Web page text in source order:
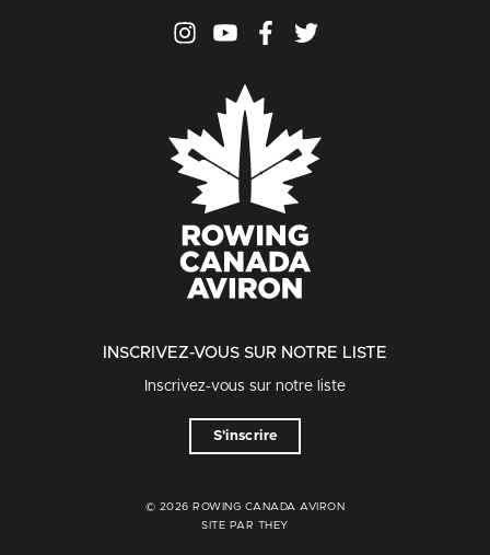
INSCRIVEZ-VOUS SUR NOTRE LISTE
Inscrivez-vous sur notre liste
S'inscrire
© 2026 ROWING CANADA AVIRON
SITE PAR THEY